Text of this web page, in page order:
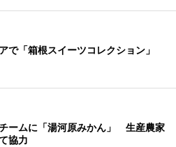
で「箱根スイーツコレクション」
ームに「湯河原みかん」 生産農家
協力